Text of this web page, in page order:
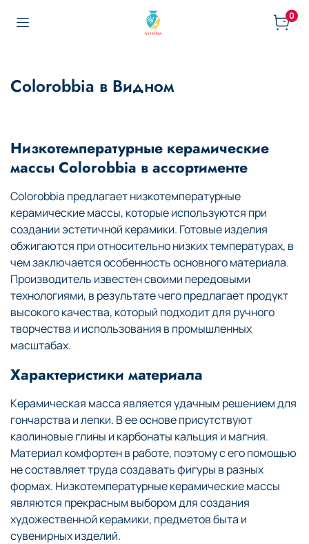
0
Colorobbia в Видном
Низкотемпературные керамические
массы Colorobbia в ассортименте
Colorobbia предлагает низкотемпературные
керамические массы, которые используются при
создании эстетичной керамики. Готовые изделия
обжигаются при относительно низких температурах, в
чем заключается особенность основного материала.
Производитель известен своими передовыми
технологиями, в результате чего предлагает продукт
высокого качества, который подходит для ручного
творчества и использования в промышленных
масштабах.
Характеристики материала
Керамическая масса является удачным решением для
гончарства и лепки. В ее основе присутствуют
каолиновые глины и карбонаты кальция и магния.
Материал комфортен в работе, поэтому с его помощью
не составляет труда создавать фигуры в разных
формах. Низкотемпературные керамические массы
являются прекрасным выбором для создания
художественной керамики, предметов быта и
сувенирных изделий.